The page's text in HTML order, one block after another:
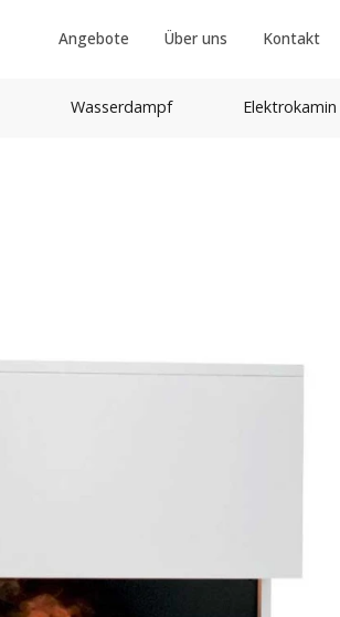
Angebote Über uns Kontakt
Wasserdampf Elektrokamin